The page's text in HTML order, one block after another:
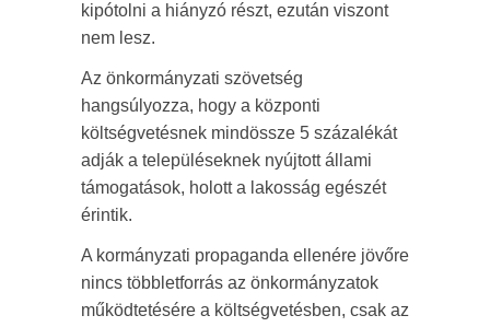
kipótolni a hiányzó részt, ezután viszont
nem lesz.
Az önkormányzati szövetség
hangsúlyozza, hogy a központi
költségvetésnek mindössze 5 százalékát
adják a településeknek nyújtott állami
támogatások, holott a lakosság egészét
érintik.
A kormányzati propaganda ellenére jövőre
nincs többletforrás az önkormányzatok
működtetésére a költségvetésben, csak az